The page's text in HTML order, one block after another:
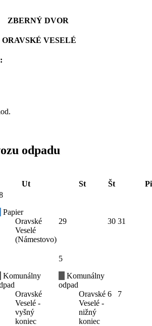
ZBERNÝ DVOR
ORAVSKÉ VESELÉ
odpadu
Ut St Št Pi
Papier
Oravské
Veselé
(Námestovo)
29 30 31
Komunálny
Oravské
Veselé -
vyšný
koniec
5
Komunálny
odpad
Oravské
Veselé -
nižný
koniec
6 7